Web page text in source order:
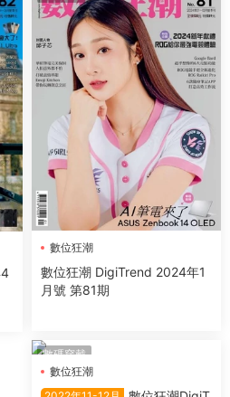
數位狂潮
數位狂潮 DigiTrend 2024年1
月號 第81期
數碼穿戴
數位狂潮